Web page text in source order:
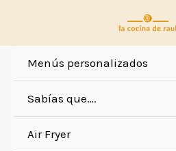
Menús personalizados
Sabías que….
Air Fryer